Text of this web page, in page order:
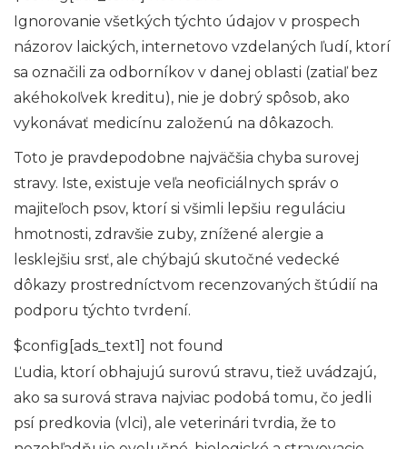
Ignorovanie všetkých týchto údajov v prospech
názorov laických, internetovo vzdelaných ľudí, ktorí
sa označili za odborníkov v danej oblasti (zatiaľ bez
akéhokoľvek kreditu), nie je dobrý spôsob, ako
vykonávať medicínu založenú na dôkazoch.
Toto je pravdepodobne najväčšia chyba surovej
stravy. Iste, existuje veľa neoficiálnych správ o
majiteľoch psov, ktorí si všimli lepšiu reguláciu
hmotnosti, zdravšie zuby, znížené alergie a
lesklejšiu srsť, ale chýbajú skutočné vedecké
dôkazy prostredníctvom recenzovaných štúdií na
podporu týchto tvrdení.
$config[ads_text1] not found
Ľudia, ktorí obhajujú surovú stravu, tiež uvádzajú,
ako sa surová strava najviac podobá tomu, čo jedli
psí predkovia (vlci), ale veterinári tvrdia, že to